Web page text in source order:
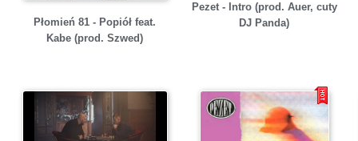
Płomień 81 - Popiół feat.
Kabe (prod. Szwed)
Pezet - Intro (prod. Auer, cuty
DJ Panda)